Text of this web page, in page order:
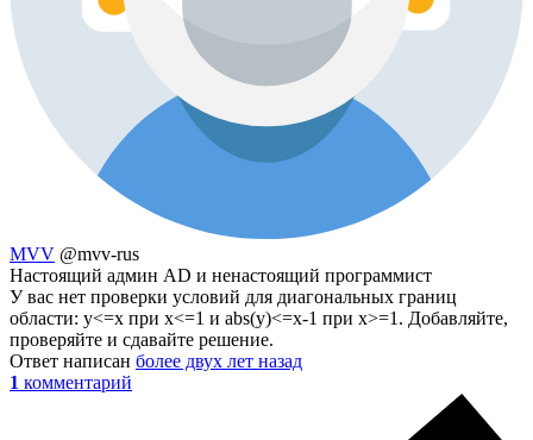
MVV @mvv-rus
Настоящий админ AD и ненастоящий программист
У вас нет проверки условий для диагональных границ
области: y<=x при x<=1 и abs(y)<=x-1 при x>=1. Добавляйте,
проверяйте и сдавайте решение.
Ответ написан более двух лет назад
1 комментарий